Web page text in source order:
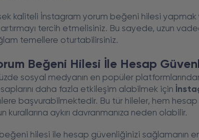
kaliteli İnstagram yorum beğeni hilesi
tercih etmelisiniz. Bu sayede, uzun
temellere oturtabilirsiniz.
Beğeni Hilesi İle Hesap
sosyal medyanın en popüler
daha fazla etkileşim alabilmek için
başvurabilmektedir. Bu tür hileler, hem
kurallarına aykırı davranmanıza neden olabilir.
hilesi ile hesap güvenliğinizi sağlamanın